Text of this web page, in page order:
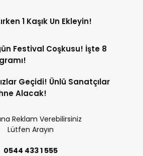
1 Kaşık Un Ekleyin!
Festival Coşkusu! İşte 8
Geçidi! Ünlü Sanatçılar
Alacak!
Reklam Verebilirsiniz
Lütfen Arayın
0544 433 1 555